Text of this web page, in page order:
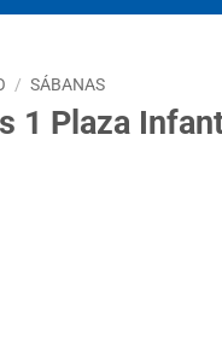
/ SÁBANAS
1 Plaza